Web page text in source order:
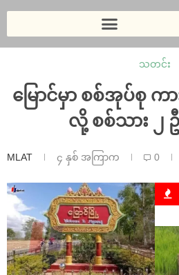
သတင်း
မြောင်မှာ စစ်အုပ်စု က
လို့ စစ်သား ၂
MLAT ၄ နှစ် အကြာက 0